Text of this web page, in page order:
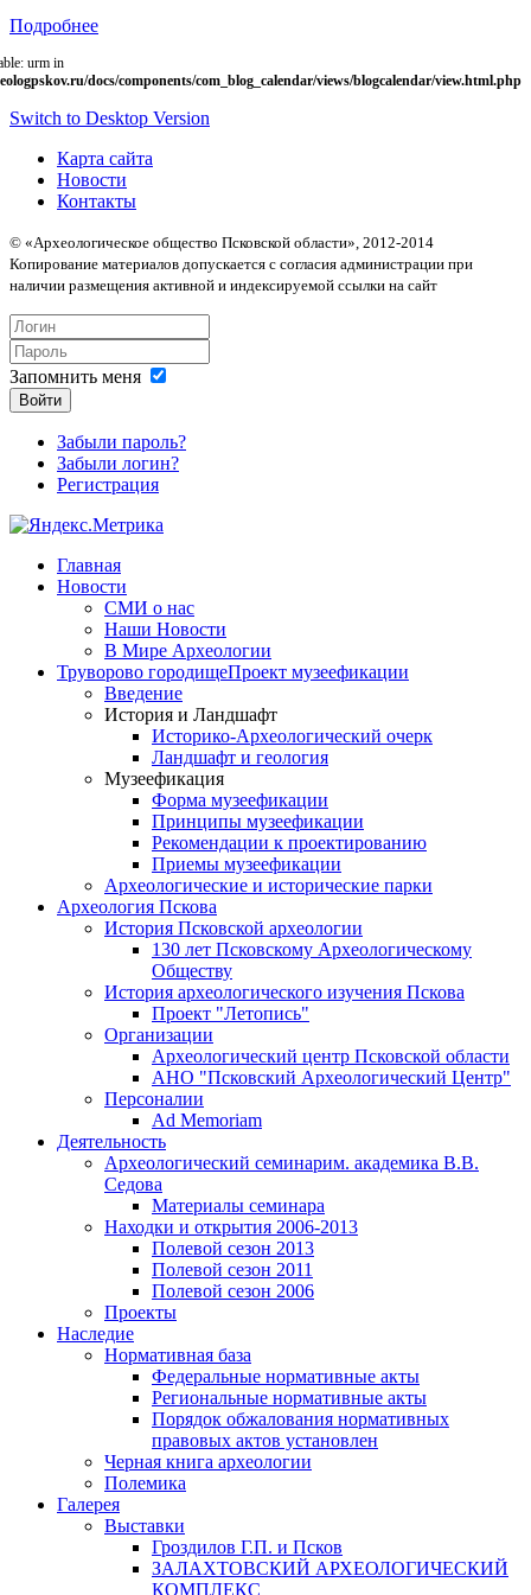
Подробнее
urm in
docs/components/com_blog_calendar/views/blogcalendar/view.html.php
Switch to Desktop Version
Карта сайта
Новости
Контакты
© «Археологическое общество Псковской области», 2012-2014
Копирование материалов допускается с согласия администрации при
наличии размещения активной и индексируемой ссылки на сайт
Запомнить меня
Войти
Забыли пароль?
Забыли логин?
Регистрация
Главная
Новости
СМИ о нас
Наши Новости
В Мире Археологии
Труворово городищеПроект музеефикации
Введение
История и Ландшафт
Историко-Археологический очерк
Ландшафт и геология
Музеефикация
Форма музеефикации
Принципы музеефикации
Рекомендации к проектированию
Приемы музеефикации
Археологические и исторические парки
Археология Пскова
История Псковской археологии
130 лет Псковскому Археологическому
Обществу
История археологического изучения Пскова
Проект "Летопись"
Организации
Археологический центр Псковской области
АНО "Псковский Археологический Центр"
Персоналии
Ad Memoriam
Деятельность
Археологический семинарим. академика В.В.
Седова
Материалы семинара
Находки и открытия 2006-2013
Полевой сезон 2013
Полевой сезон 2011
Полевой сезон 2006
Проекты
Наследие
Нормативная база
Федеральные нормативные акты
Региональные нормативные акты
Порядок обжалования нормативных
правовых актов установлен
Черная книга археологии
Полемика
Галерея
Выставки
Гроздилов Г.П. и Псков
ЗАЛАХТОВСКИЙ АРХЕОЛОГИЧЕСКИЙ
КОМПЛЕКС